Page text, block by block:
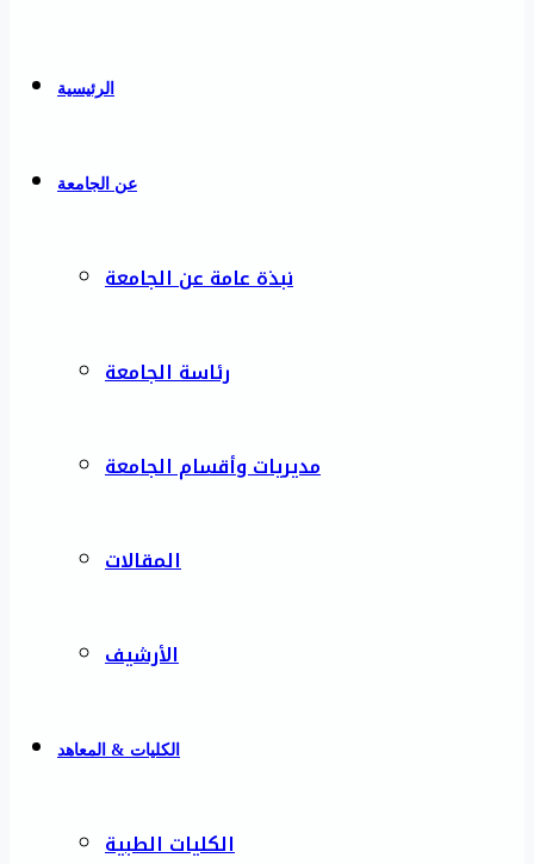
الرئيسية
عن الجامعة
نبذة عامة عن الجامعة
رئاسة الجامعة
مديريات وأقسام الجامعة
المقالات
الأرشيف
الكليات & المعاهد
الكليات الطبية